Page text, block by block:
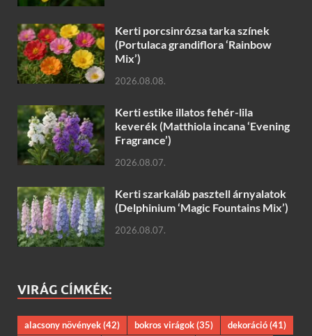
Kerti porcsinrózsa tarka színek
(Portulaca grandiflora ‘Rainbow
Mix’)
2026.08.08.
Kerti estike illatos fehér-lila
keverék (Matthiola incana ‘Evening
Fragrance’)
2026.08.07.
Kerti szarkaláb pasztell árnyalatok
(Delphinium ‘Magic Fountains Mix’)
2026.08.07.
VIRÁG CÍMKÉK:
alacsony növények(42) bokros virágok(35) dekoráció(41)